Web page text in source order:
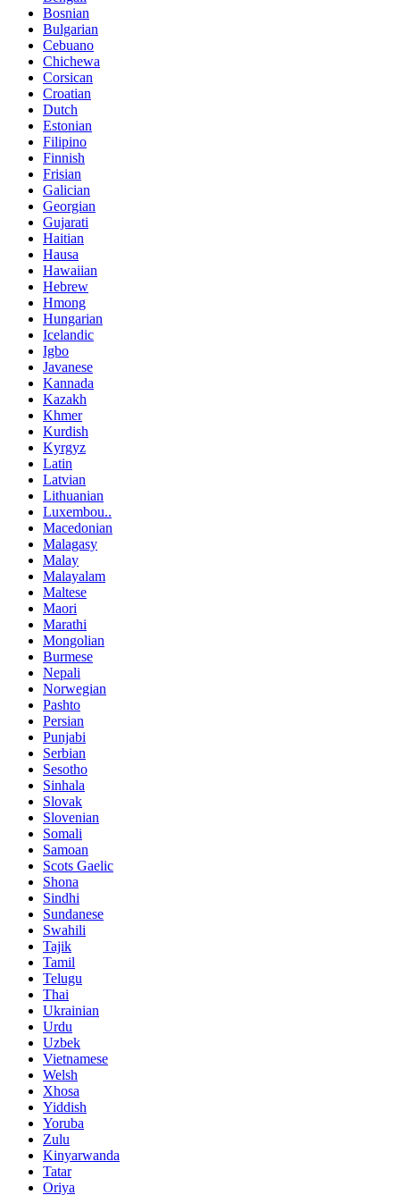
Bosnian
Bulgarian
Cebuano
Chichewa
Corsican
Croatian
Dutch
Estonian
Filipino
Finnish
Frisian
Galician
Georgian
Gujarati
Haitian
Hausa
Hawaiian
Hebrew
Hmong
Hungarian
Icelandic
Igbo
Javanese
Kannada
Kazakh
Khmer
Kurdish
Kyrgyz
Latin
Latvian
Lithuanian
Luxembou..
Macedonian
Malagasy
Malay
Malayalam
Maltese
Maori
Marathi
Mongolian
Burmese
Nepali
Norwegian
Pashto
Persian
Punjabi
Serbian
Sesotho
Sinhala
Slovak
Slovenian
Somali
Samoan
Scots Gaelic
Shona
Sindhi
Sundanese
Swahili
Tajik
Tamil
Telugu
Thai
Ukrainian
Urdu
Uzbek
Vietnamese
Welsh
Xhosa
Yiddish
Yoruba
Zulu
Kinyarwanda
Tatar
Oriya